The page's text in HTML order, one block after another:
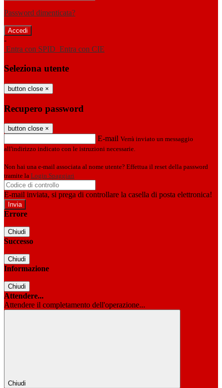
Password dimenticata?
-
Entra con SPID Entra con CIE
Seleziona utente
button close ×
Recupero password
button close ×
E-mail Verrà inviato un messaggio
all'indirizzo indicato con le istruzioni necessarie.
Non hai una e-mail associata al nome utente? Effettua il reset della password
tramite la Login Spaggiari
E-mail inviata, si prega di controllare la casella di posta elettronica!
Errore
Chiudi
Successo
Chiudi
Informazione
Chiudi
Attendere...
Attendere il completamento dell'operazione...
Chiudi